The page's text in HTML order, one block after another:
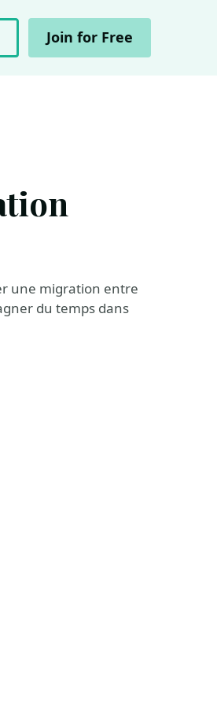
Join for Free
une migration entre
du temps dans